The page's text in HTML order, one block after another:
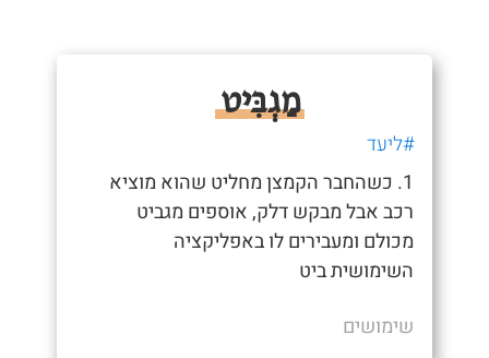
מַגְבִּיט
#ליעד
1. כשהחבר הקמצן מחליט שהוא מוציא
רכב אבל מבקש דלק, אוספים מגביט
מכולם ומעבירים לו באפליקציה
השימושית ביט
שימושים